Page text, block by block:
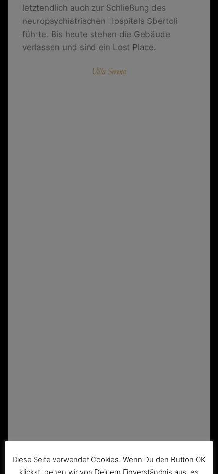
letztendlich auch zur Schließung des
neuropsychiatrischen Hospitals Sbertoli
führte. Bis heute stehen die Gebäude
verlassen und sind ein Lost Place.
Villa Serena
Diese Seite verwendet Cookies. Wenn Du den Button OK
klickst, gehen wir von Deinem Einverständnis aus, es